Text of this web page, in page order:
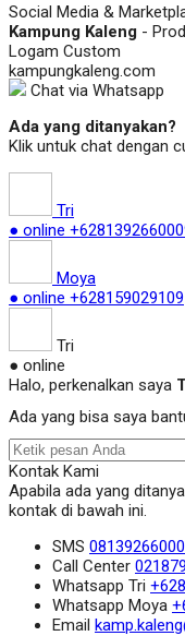
Social Media &
Kampung Kaleng -
Logam Custom
kampungkaleng.com
Chat via Whatsapp
Ada yang ditanyakan?
Klik untuk chat dengan
Tri
● online
Moya
● online +628159029109
Tri
● online
Halo, perkenalkan saya
Ada yang bisa saya
Kontak Kami
Apabila ada yang
kontak di bawah ini.
SMS
Call Center
Whatsapp Tri
Whatsapp Moya
Email